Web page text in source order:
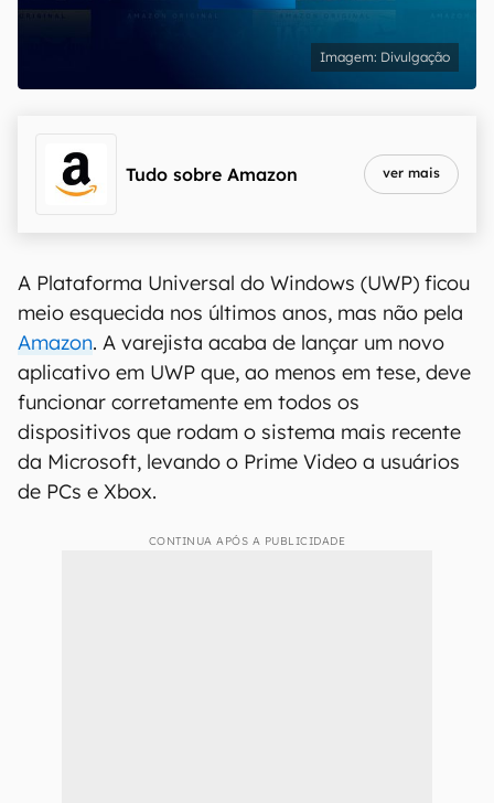
Divulgação
Tudo sobre Amazon ver mais
A Plataforma Universal do Windows (UWP) ficou
meio esquecida nos últimos anos, mas não pela
Amazon. A varejista acaba de lançar um novo
aplicativo em UWP que, ao menos em tese, deve
funcionar corretamente em todos os
dispositivos que rodam o sistema mais recente
da Microsoft, levando o Prime Video a usuários
de PCs e Xbox.
CONTINUA APÓS A PUBLICIDADE